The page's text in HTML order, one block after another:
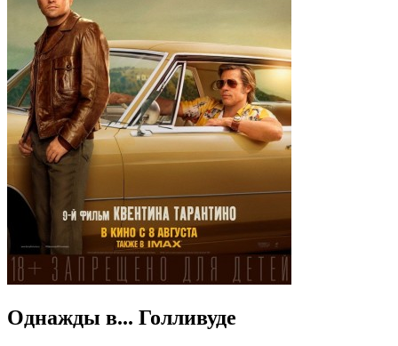
Однажды в... Голливуде